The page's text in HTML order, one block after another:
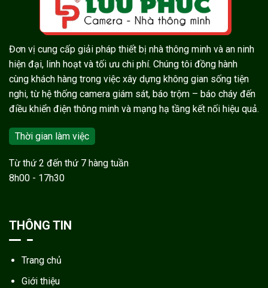
Đơn vị cung cấp giải pháp thiết bị nhà thông minh và an ninh
hiện đại, linh hoạt và tối ưu chi phí. Chúng tôi đồng hành
cùng khách hàng trong việc xây dựng không gian sống tiện
nghi, từ hệ thống camera giám sát, báo trộm – báo cháy đến
điều khiển điện thông minh và mạng hạ tầng kết nối hiệu quả.
Thời gian làm việc
Từ thứ 2 đến thứ 7 hàng tuần
8h00 - 17h30
THÔNG TIN
Trang chủ
Giới thiệu